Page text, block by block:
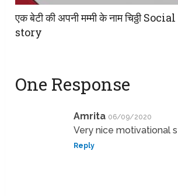
एक बेटी की अपनी मम्मी के नाम चिठ्ठी
story
One Response
Amrita 06/09/2020
Very nice motivational
Reply